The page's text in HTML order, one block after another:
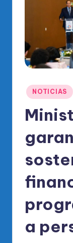
o
O
al
R
M
Publicado
en
NOTICIAS
a